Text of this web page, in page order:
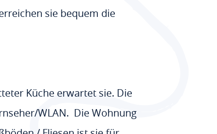
sie bequem die
Küche erwartet sie. Die
WLAN. Die Wohnung